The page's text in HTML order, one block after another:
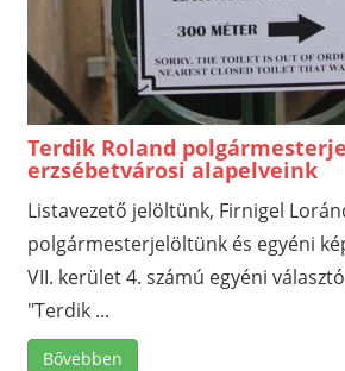
Terdik Roland
erzsébetvárosi alapelveink
Listavezető jelöltünk, Firnigel
polgármesterjelöltünk és egyéni
VII. kerület 4. számú egyéni
"Terdik ...
Bővebben